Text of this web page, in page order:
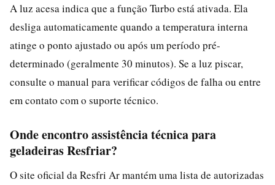
A luz acesa indica que a função Turbo está ativada. Ela
desliga automaticamente quando a temperatura interna
atinge o ponto ajustado ou após um período pré-
determinado (geralmente 30 minutos). Se a luz piscar,
consulte o manual para verificar códigos de falha ou entre
em contato com o suporte técnico.
Onde encontro assistência técnica para
geladeiras Resfriar?
O site oficial da Resfri Ar mantém uma lista de autorizadas